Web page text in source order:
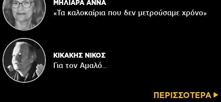
ΜΗΛΙΑΡΑ ΑΝΝΑ
«Τα καλοκαίρια που δεν μετρούσαμε χρόνο»
ΚΙΚΑΚΗΣ ΝΙΚΟΣ
Για τον Αμαλό…
ΠΕΡΙΣΣΟΤΕΡΑ